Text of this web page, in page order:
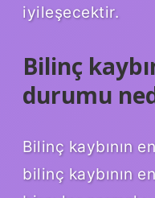
iyileşecektir.
Bilinç
durumu
Bilinç kaybının
bilinç kaybının